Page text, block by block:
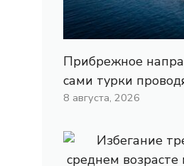
Прибрежное
сами турки
8 августа, 2026